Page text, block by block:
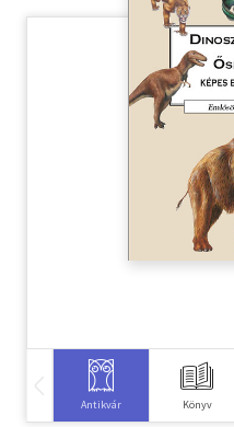
Szótár, nyelvkönyv
Antikvár Könyv